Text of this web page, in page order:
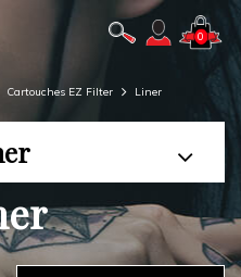
0
Cartouches EZ Filter Liner